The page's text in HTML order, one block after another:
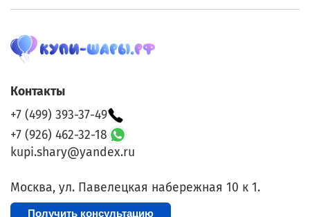
Контакты
+7 (499) 393-37-49
+7 (926) 462-32-18
kupi.shary@yandex.ru
Москва, ул. Павелецкая набережная 10 к 1.
Получить консультацию